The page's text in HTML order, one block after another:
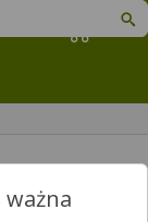
Koszyk